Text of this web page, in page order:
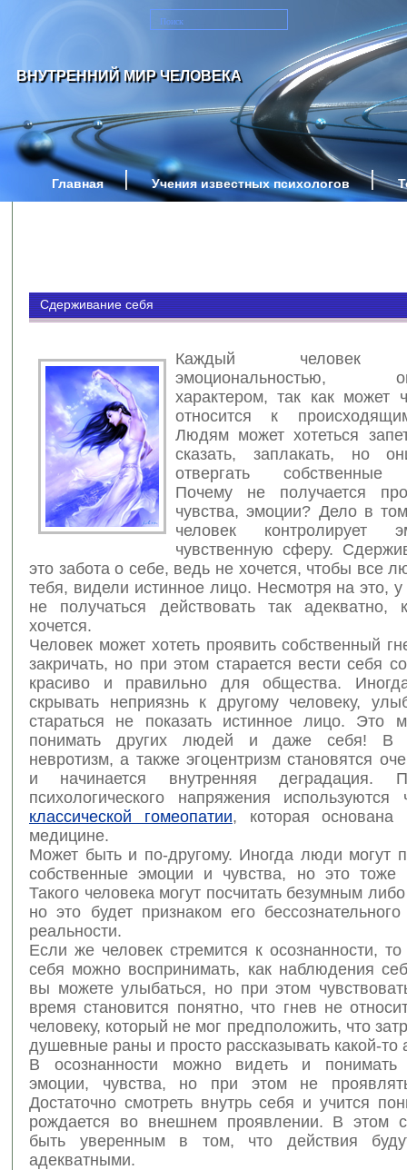
ВНУТРЕННИЙ МИР ЧЕЛОВЕКА
Главная Учения известных психологов
Сдерживание себя
Каждый человек
эмоциональностью,
характером, так как может
относится к
Людям может хотеться
сказать, заплакать, но
отвергать собственные
Почему не получается
чувства, эмоции? Дело в
человек контролирует
чувственную сферу.
это забота о себе, ведь не хочется, чтобы все
тебя, видели истинное лицо. Несмотря на это,
не получаться действовать так адекватно,
хочется.
Человек может хотеть проявить собственный
закричать, но при этом старается вести себя
красиво и правильно для общества.
скрывать неприязнь к другому человеку,
стараться не показать истинное лицо. Это
понимать других людей и даже себя! В
невротизм, а также эгоцентризм становятся
и начинается внутренняя деградация.
психологического напряжения используются
классической гомеопатии, которая основана
медицине.
Может быть и по-другому. Иногда люди могут
собственные эмоции и чувства, но это тоже
Такого человека могут посчитать безумным
но это будет признаком его
реальности.
Если же человек стремится к осознанности,
себя можно воспринимать, как наблюдения
вы можете улыбаться, но при этом
время становится понятно, что гнев не
человеку, который не мог предположить, что
душевные раны и просто рассказывать какой-то
В осознанности можно видеть и понимать
эмоции, чувства, но при этом не
Достаточно смотреть внутрь себя и учится
рождается во внешнем проявлении. В этом
быть уверенным в том, что действия
адекватными.